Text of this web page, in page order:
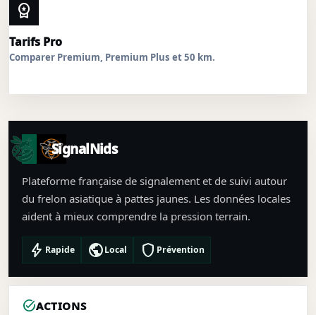
workspace_premium
Tarifs Pro
Comparer Premium, Premium Plus et 50 km.
SignalNids
Plateforme française de signalement et de suivi autour
du frelon asiatique à pattes jaunes. Les données locales
aident à mieux comprendre la pression terrain.
bolt Rapide publicLocal shield Prévention
task_altACTIONS